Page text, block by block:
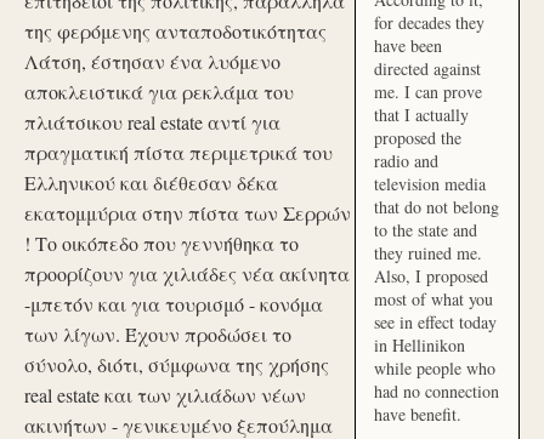
της φερόμενης ανταποδοτικότητας
Λάτση, έστησαν ένα λυόμενο
αποκλειστικά για ρεκλάμα του
πλιάτσικου real estate αντί για
πραγματική πίστα περιμετρικά του
Ελληνικού και διέθεσαν δέκα
εκατομμύρια στην πίστα των Σερρών
! Το οικόπεδο που γεννήθηκα το
προορίζουν για χιλιάδες νέα ακίνητα
-μπετόν και για τουρισμό - κονόμα
των λίγων. Έχουν προδώσει το
σύνολο, διότι, σύμφωνα της χρήσης
real estate και των χιλιάδων νέων
ακινήτων - γενικευμένο ξεπούλημα
for decades they
have been
directed against
me. I can prove
that I actually
proposed the
radio and
television media
that do not belong
to the state and
they ruined me.
Also, I proposed
most of what you
see in effect today
in Hellinikon
while people who
had no connection
have benefit.